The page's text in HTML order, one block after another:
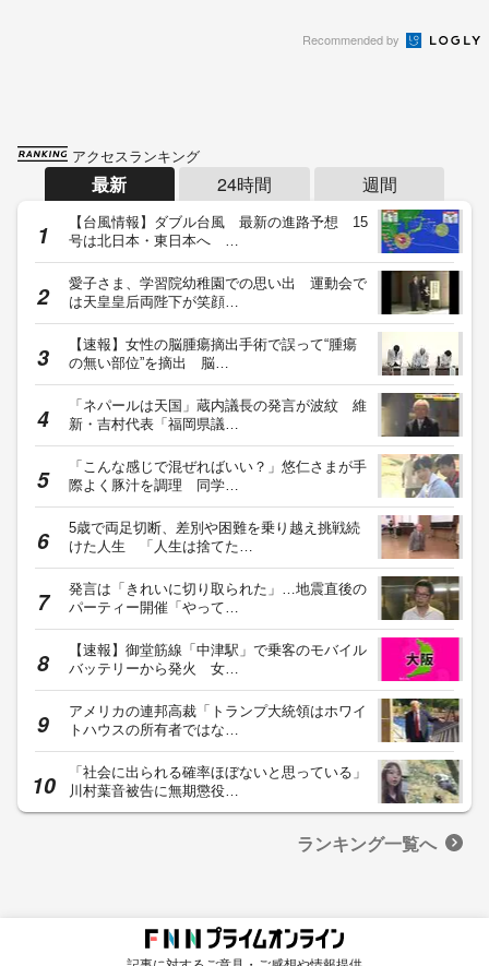
Recommended by
アクセスランキング
最新 24時間 週間
【台風情報】ダブル台風 最新の進路予想 15
号は北日本・東日本へ …
愛子さま、学習院幼稚園での思い出 運動会で
は天皇皇后両陛下が笑顔…
【速報】女性の脳腫瘍摘出手術で誤って“腫瘍
の無い部位”を摘出 脳…
「ネパールは天国」蔵内議長の発言が波紋 維
新・吉村代表「福岡県議…
「こんな感じで混ぜればいい？」悠仁さまが手
際よく豚汁を調理 同学…
5歳で両足切断、差別や困難を乗り越え挑戦続
けた人生 「人生は捨てた…
発言は「きれいに切り取られた」…地震直後の
パーティー開催「やって…
【速報】御堂筋線「中津駅」で乗客のモバイル
バッテリーから発火 女…
アメリカの連邦高裁「トランプ大統領はホワイ
トハウスの所有者ではな…
「社会に出られる確率ほぼないと思っている」
川村葉音被告に無期懲役…
ランキング一覧へ